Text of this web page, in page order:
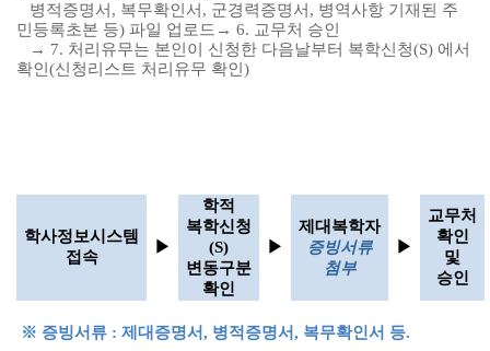
병적증명서 , 복무확인서 , 군경력증명서 , 병역사항 기재된 주
민등록초본 등) 파일 업로드 → 6. 교무처 승인
→ 7. 처리유무는 본인이 신청한 다음날부터 복학신청(S) 에서
확인 (신청리스트 처리유무 확인 )
학사정보시스템
접속
▶
학적
복학신청
(S)
변동구분
확인
▶
제대복학자
증빙서류
첨부
▶
교무처
확인
및
승인
※ 증빙서류 : 제대증명서, 병적증명서, 복무확인서 등.